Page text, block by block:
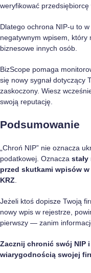
weryfikować
Dlatego ochrona NIP-u to
negatywnym wpisem, który
biznesowe innych osób.
BizScope pomaga
się nowy sygnał dotyczący
zaskoczony. Wiesz
swoją reputację.
Podsumowanie
„Chroń NIP” nie oznacza
podatkowej. Oznacza
przed skutkami wpisów w
KRZ
Jeżeli ktoś dopisze Twoją
nowy wpis w rejestrze,
pierwszy — zanim
Zacznij chronić swój NIP
wiarygodnością swojej